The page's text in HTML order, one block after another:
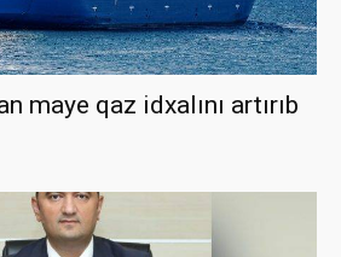
maye qaz idxalını artırıb